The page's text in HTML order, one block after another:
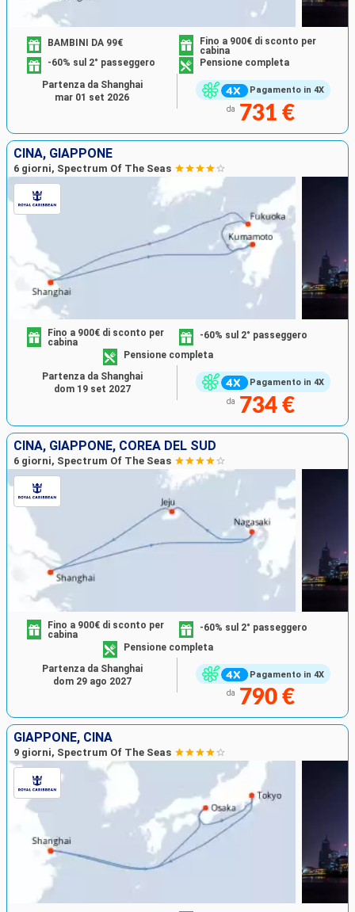
Pagamento in 4X
BAMBINI DA 99€
Fino a 900€ di sconto per
cabina
-60% sul 2° passeggero
Pensione completa
da 731 €
Partenza da Shanghai
mar 01 set 2026
CINA, GIAPPONE
6 giorni, Spectrum Of The Seas
Pagamento in 4X
Fino a 900€ di sconto per
cabina
-60% sul 2° passeggero
Pensione completa
da 734 €
Partenza da Shanghai
dom 19 set 2027
CINA, GIAPPONE, COREA DEL SUD
6 giorni, Spectrum Of The Seas
Pagamento in 4X
Fino a 900€ di sconto per
cabina
-60% sul 2° passeggero
Pensione completa
da 790 €
Partenza da Shanghai
dom 29 ago 2027
GIAPPONE, CINA
9 giorni, Spectrum Of The Seas